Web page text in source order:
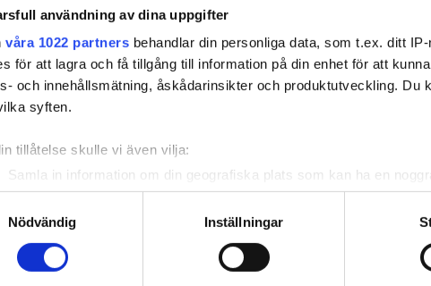
användning av dina uppgifter
våra 1022 partners behandlar din personliga data, som t.ex. ditt
för att lagra och få tillgång till information på din enhet för att
och innehållsmätning, åskådarinsikter och produktutveckling. Du
syften.
tillåtelse skulle vi även vilja:
Samla in information om din geografiska plats som kan ha en
Identifiera din enhet genom att aktivt skanna den för specifika
på mer om hur dina personliga uppgifter behandlas och ställ in
tillbaka ditt samtycke när som helst från cookie-förklaringen.
Nödvändig
Inställningar
företagskort blev spärrade och oanvändbara. Vi har fått
fått frågor från folk som läst i tidningar att vi gått i
DETär ett systemfel att det kan vara så enkelt att på
ett företag i konkurs. Därför har han och Eva
tingsrätt. ”Är det så systemet fungerar är det
snarast ändras” skriver de bland annat i anmälan.
handläggare har en mindre utredning påbörjats av
SPÄNNINGSSATTE ANNANS FULEL – STÄMS EFTER VILLABRANDEN
besvär och tid som den falska konkursen tagit har den